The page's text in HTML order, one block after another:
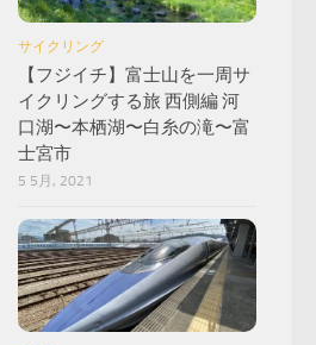
サイクリング
【フジイチ】富士山を一周サ
イクリングする旅 西側編 河
口湖〜本栖湖〜白糸の滝〜富
士宮市
5 5月, 2021